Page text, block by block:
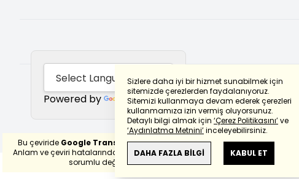
Sizlere daha iyi bir hizmet sunabilmek için
sitemizde çerezlerden faydalanıyoruz.
Sitemizi kullanmaya devam ederek çerezleri
kullanmamıza izin vermiş oluyorsunuz.
Detaylı bilgi almak için ‘Çerez Politikasını’ve
‘Aydınlatma Metnini’inceleyebilirsiniz.
DAHA FAZLA BİLGİ KABUL ET
Powered by Translate
Bu çeviride Google Transletekullanılmıştır.
Anlam ve çeviri hatalarından
haberturk.com
sorumlu değildir.